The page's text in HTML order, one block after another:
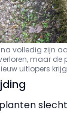
volledig zijn
maar de
uitlopers